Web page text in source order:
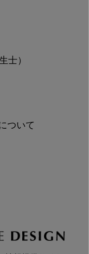
士）
ついて